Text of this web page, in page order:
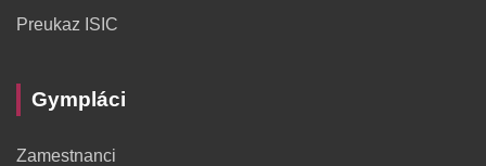
Preukaz ISIC
Gympláci
Zamestnanci